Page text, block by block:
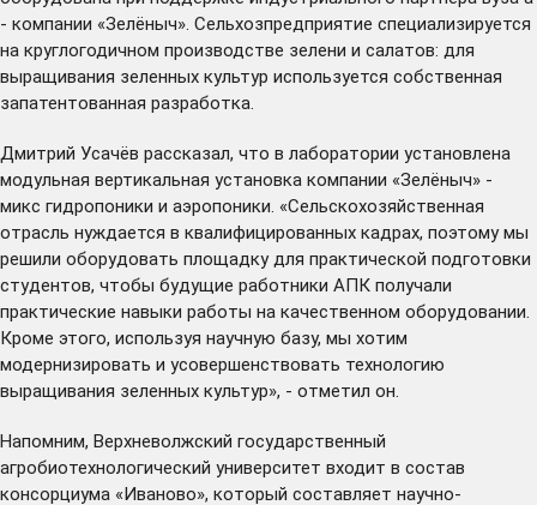
- компании «Зелёныч». Сельхозпредприятие специализируется
на круглогодичном производстве зелени и салатов: для
выращивания зеленных культур используется собственная
запатентованная разработка.
Дмитрий Усачёв рассказал, что в лаборатории установлена
модульная вертикальная установка компании «Зелёныч» -
микс гидропоники и аэропоники. «Сельскохозяйственная
отрасль нуждается в квалифицированных кадрах, поэтому мы
решили оборудовать площадку для практической подготовки
студентов, чтобы будущие работники АПК получали
практические навыки работы на качественном оборудовании.
Кроме этого, используя научную базу, мы хотим
модернизировать и усовершенствовать технологию
выращивания зеленных культур», - отметил он.
Напомним, Верхневолжский государственный
агробиотехнологический университет входит в состав
консорциума «Иваново», который составляет научно-